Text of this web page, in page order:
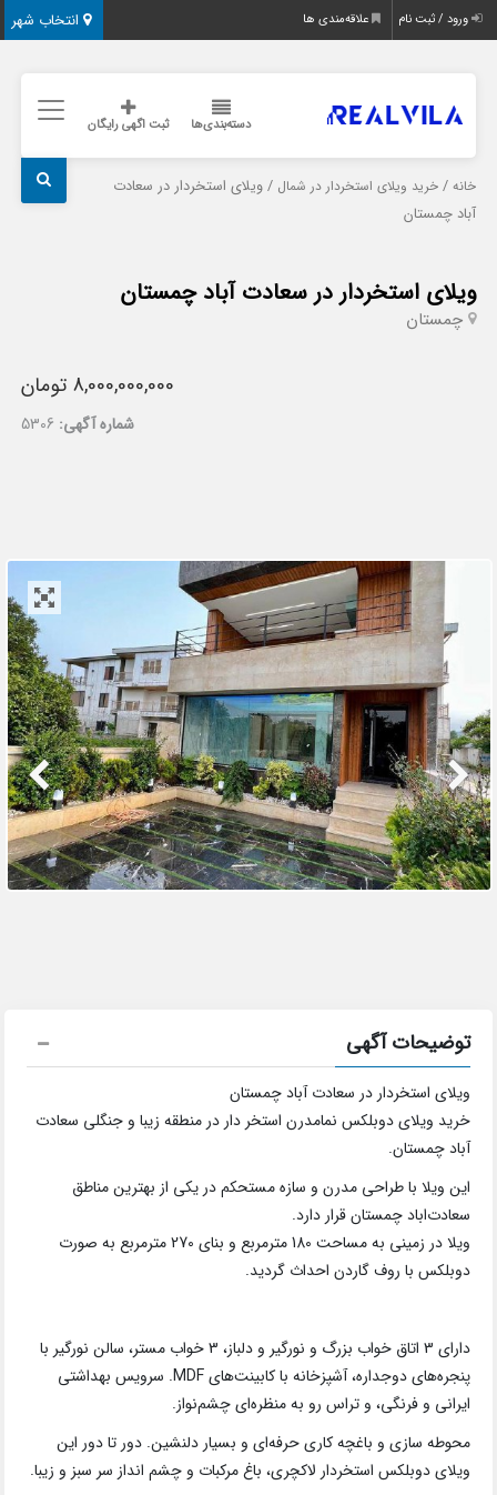
انتخاب شهر ورود / ثبت نام علاقه‌مندی ها
دسته‌بندی‌ها ثبت اگهی رایگان
خانه /خرید ویلای استخردار در شمال / ویلای استخردار در سعادت
آباد چمستان
ویلای استخردار در سعادت آباد چمستان
چمستان
8,000,000,000 تومان
شماره آگهی: 5306
توضیحات آگهی
ویلای استخردار در سعادت آباد چمستان
خرید ویلای دوبلکس نمامدرن استخر دار در منطقه زیبا و جنگلی سعادت
آباد چمستان.
این ویلا با طراحی مدرن و سازه مستحکم در یکی از بهترین مناطق
سعادت‌اباد چمستان قرار دارد.
ویلا در زمینی به مساحت 180 مترمربع و بنای 270 مترمربع به صورت
دوبلکس با روف گاردن احداث گردید.
دارای 3 اتاق خواب بزرگ و نورگیر و دلباز، 3 خواب مستر، سالن نورگیر با
پنجره‌های دوجداره، آشپزخانه با کابینت‌های MDF. سرویس بهداشتی
ایرانی و فرنگی، و تراس رو به منظره‌ای چشم‌نواز.
محوطه سازی و باغچه کاری حرفه‌ای و بسیار دلنشین. دور تا دور این
ویلای دوبلکس استخردار لاکچری، باغ مرکبات و چشم انداز سر سبز و زیبا.